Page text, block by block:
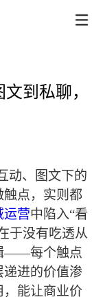
到私聊，
动、图文下的
触点，实则都
运营中陷入“看
于没有吃透从
——每个触点
进的价值渗
能让商业价